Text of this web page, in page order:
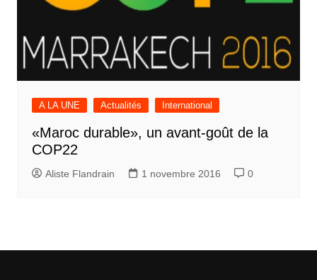
A LA UNE Actualités International
«Maroc durable», un avant-goût de la
COP22
Aliste Flandrain 1 novembre 2016 0